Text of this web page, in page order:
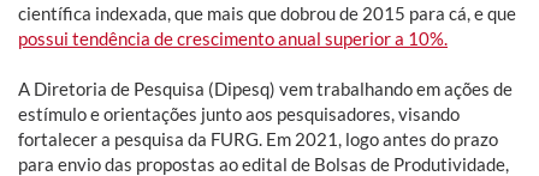
científica indexada, que mais que dobrou de 2015 para cá, e que
possui tendência de crescimento anual superior a 10%.
A Diretoria de Pesquisa (Dipesq) vem trabalhando em ações de
estímulo e orientações junto aos pesquisadores, visando
fortalecer a pesquisa da FURG. Em 2021, logo antes do prazo
para envio das propostas ao edital de Bolsas de Produtividade,